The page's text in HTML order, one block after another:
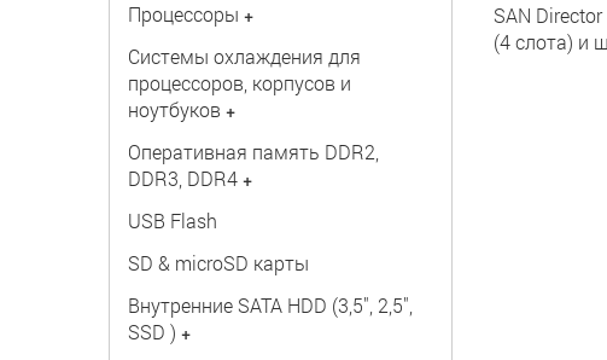
Процессоры +
Системы охлаждения для
процессоров, корпусов и
ноутбуков +
Оперативная память DDR2,
DDR3, DDR4 +
USB Flash
SD & microSD карты
Внутренние SATA HDD (3,5", 2,5",
SSD ) +
SAN
(4 слота) и